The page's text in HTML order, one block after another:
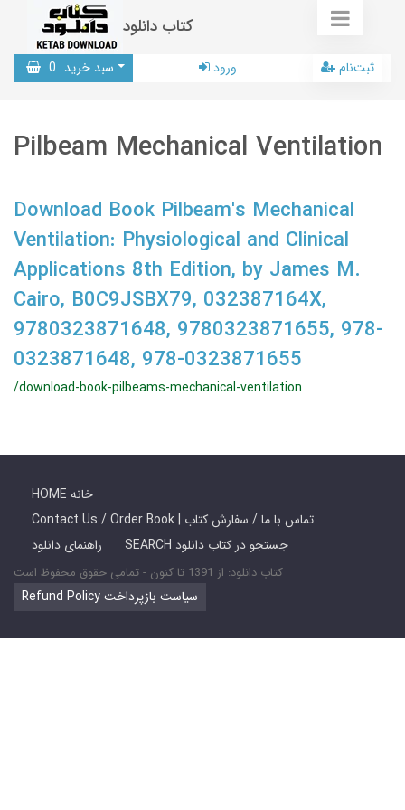
کتاب دانلود
سبد خرید 0 ورود ثبت‌نام
Pilbeam Mechanical Ventilation
Download Book Pilbeam's Mechanical
Ventilation: Physiological and Clinical
Applications 8th Edition, by James M.
Cairo, B0C9JSBX79, 032387164X,
9780323871648, 9780323871655, 978-
0323871648, 978-0323871655
/download-book-pilbeams-mechanical-ventilation
HOME خانه
Contact Us / Order Book | تماس با ما / سفارش کتاب
راهنمای دانلود
SEARCH جستجو در کتاب دانلود
کتاب دانلود: از 1391 تا کنون - تمامی حقوق محفوظ است
Refund Policy سیاست بازپرداخت